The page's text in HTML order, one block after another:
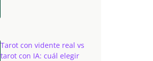
Tarot con vidente real vs
tarot con IA: cuál elegir